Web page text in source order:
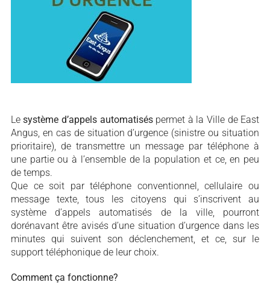
Lesystème d’appels automatiséspermet à la Ville de East
Angus, en cas de situation d’urgence (sinistre ou situation
prioritaire), de transmettre un message par téléphone à
une partie ou à l’ensemble de la population et ce, en peu
de temps.
Que ce soit par téléphone conventionnel, cellulaire ou
message texte, tous les citoyens qui s’inscrivent au
système d’appels automatisés de la ville, pourront
dorénavant être avisés d’une situation d’urgence dans les
minutes qui suivent son déclenchement, et ce, sur le
support téléphonique de leur choix.
Comment ça fonctionne?